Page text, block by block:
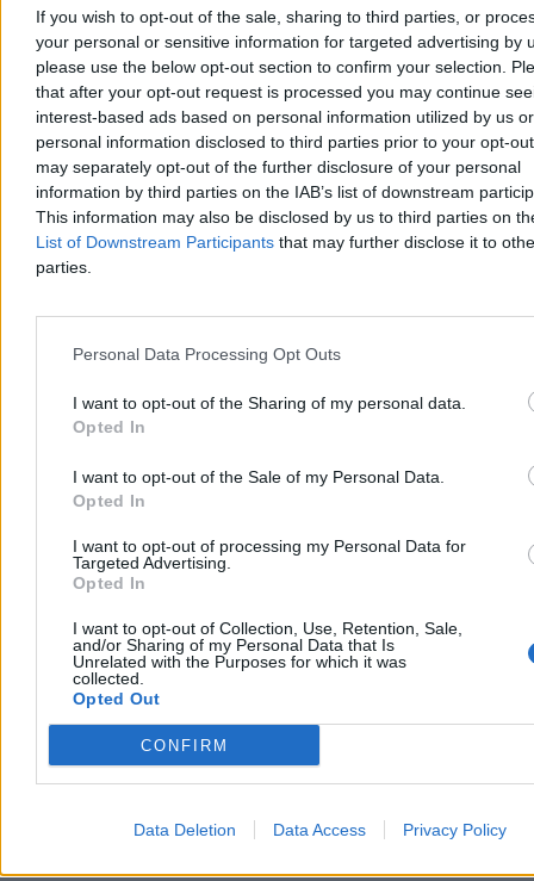
If you wish to opt-out of the sale, sharing to third parties, or
your personal or sensitive information for targeted advertising by
please use the below opt-out section to confirm your selection.
that after your opt-out request is processed you may continue
interest-based ads based on personal information utilized by us or
personal information disclosed to third parties prior to your opt-
may separately opt-out of the further disclosure of your personal
information by third parties on the IAB’s list of downstream
This information may also be disclosed by us to third parties on
List of Downstream Participants that may further disclose it to
parties.
Personal Data Processing Opt Outs
I want to opt-out of the Sharing of my personal data.
Opted In
I want to opt-out of the Sale of my Personal Data.
Opted In
I want to opt-out of processing my Personal Data for
Targeted Advertising.
Opted In
I want to opt-out of Collection, Use, Retention, Sale,
and/or Sharing of my Personal Data that Is
Unrelated with the Purposes for which it was
collected.
Opted Out
CONFIRM
Data Deletion Data Access Privacy Policy
bójka stała się sprawą narodową?
Czarny scenariusz w NBP. Źródło Zero.pl: rząd może chcieć
przejąć bank centralny
13:00Wałęsa i Buzek z Europejskim Orderem Zasługi. Pierwsze
takie odznaczenia w UE
12:25Alarm w państwach NATO. Estonia potwierdza zestrzelenie
bezzałogowca
11:57Magyar z pierwszą wizytą zagraniczną w Polsce. „Gesty
symboliczne”
iPhone Ultra jak grzechotka. Apple trafił na problemy podczas
produkcji
11:07Wymiar sprawiedliwości doszedł do ściany. I nie chodzi tylko
o sędziów
zastrzyk gotówki
okazali się policjanci”
Symbol Rzymu niczym basen. Szokujące nagranie obiega sieć
„Co mnie to obchodzi?”. Mejza wzburzony po pytaniu o
Wyjazd Ziobry do USA. Media wskazują na rolę urzędnika
Gazowa przyszłość Rosji w rękach Chin. Putin zrealizuje swój
wielki plan?
Zapytaliśmy Polaków, gdzie spędzą urlop. Zagranica nie taka
Śmiertelny przypadek hantawirusa w USA. Służby badają
źródło zakażenia
Angela Merkel krytykuje UE. Powodem brak rozmów z Rosją
Pięć minut więcej ruchu dziennie. Badacze wskazują na
konkretne korzyści
Zgłoszenie, procedura, kula. Jak stolica „rozwiązuje” problem
dzików
06:0215-latka straciła jajowód. Rzecznik praw pacjenta reaguje po
Siedem lat pracy i tylko 309 zł brutto podwyżki. Frustracja w